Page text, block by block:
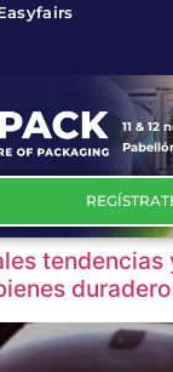
11 & 12
tendencias